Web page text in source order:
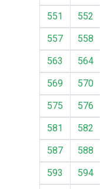
551
552
557
558
563
564
569
570
575
576
581
582
587
588
593
594